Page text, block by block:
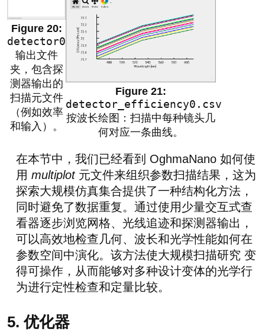
detector0
输出文件
夹，包含探
测器输出的
扫描元文件
（例如效率
和输入）。
detector_efficiency0.csv
按波长绘图：扫描中每种镜头几
何对应一条曲线。
在本节中，我们已经看到 OghmaNano 如何使
用 multiplot元文件来组织参数扫描结果，这为
探索大规模仿真集合提供了一种结构化方法，
同时避免了数据重复。通过使用少量交互式查
看器逐步浏览网格、光线追迹和探测器输出，
可以高效地检查几何、波长和光学性能如何在
参数空间中演化。该方法使大规模扫描研究 变
得可操作，从而能够对多种设计变体的光学行
为进行定性检查和定量比较。
5. 优化器